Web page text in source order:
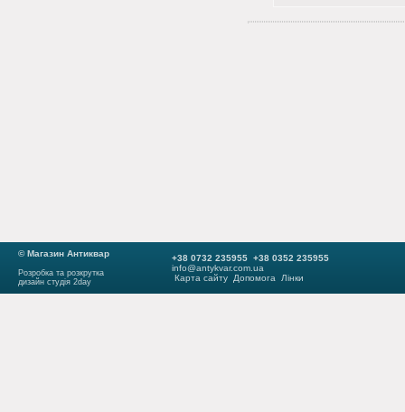
© Магазин Антиквар
Розробка та розкрутка
дизайн студія 2day
+38 0732 235955 +38 0352 235955
info@antykvar.com.ua
Карта сайту
Допомога Лінки